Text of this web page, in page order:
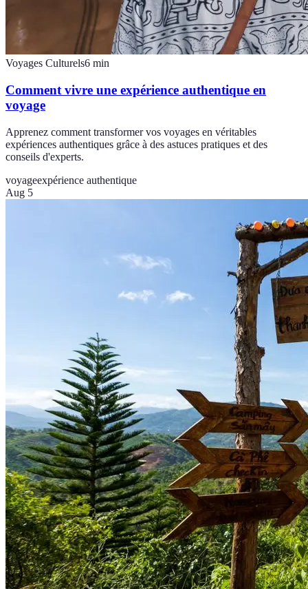
Voyages Culturels6 min
Comment vivre une expérience authentique en
voyage
Apprenez comment transformer vos voyages en véritables
expériences authentiques grâce à des astuces pratiques et des
conseils d'experts.
voyageexpérience authentique
Aug 5